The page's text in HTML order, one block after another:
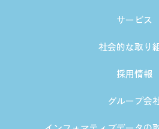
サービス
社会的な取り
採用情報
グループ会